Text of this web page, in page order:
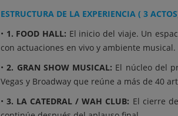
ESTRUCTURA DE LA EXPERIENCIA ( 3
• 1. FOOD HALL: El inicio del viaje. Un
con actuaciones en vivo y ambiente musical.
•2. GRAN SHOW MUSICAL: El núcleo del
Vegas y Broadway que reúne a más de 40
•3. LA CATEDRAL / WAH CLUB: El cierre